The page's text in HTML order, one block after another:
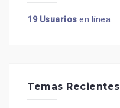
19 Usuarios en línea
Temas Recientes